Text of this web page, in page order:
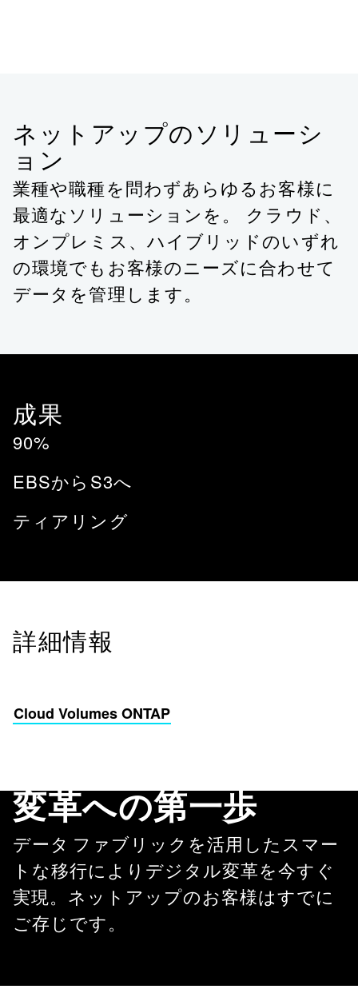
ネットアップのソリューシ
ョン
業種や職種を問わずあらゆるお客様に
最適なソリューションを。 クラウド、
オンプレミス、ハイブリッドのいずれ
の環境でもお客様のニーズに合わせて
データを管理します。
成果
90%
EBSからS3へ
ティアリング
詳細情報
Cloud Volumes ONTAP
変革への第一歩
データ ファブリックを活用したスマー
トな移行によりデジタル変革を今すぐ
実現。ネットアップのお客様はすでに
ご存じです。